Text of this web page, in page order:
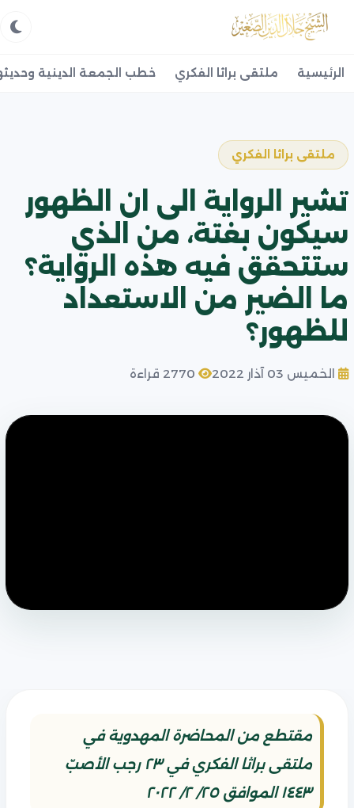
الرئيسية ملتقى براثا الفكري خطب الجمعة الدينية
ملتقى براثا الفكري
تشير الرواية الى ان الظهور
سيكون بغتة، من الذي
ستتحقق فيه هذه الرواية؟
ما الضير من الاستعداد
للظهور؟
الخميس 03 آذار 2022
مقتطع من المحاضرة المهدوية في
ملتقى براثا الفكري في ٢٣ رجب الأصبّ
١٤٤٣ الموافق ٢٥/ ٢/ ٢٠٢٢